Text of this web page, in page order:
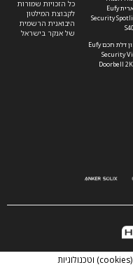
סולארית Eufy
Security
פעמון דלת חכם Eufy
Security
Doorbell
כל הזכויות שמורות
לקבוצת המילטון
היבואנית הרשמית
של אנקר בישראל
לידיעתך, אנו משתמשים באתר בקוקיות (cookies) וטכנולוגיות